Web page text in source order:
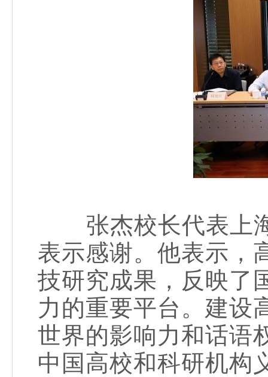
张杰校长代表上海
表示感谢。他表示，
技研究成果，反映了
力的重要平台。建设
世界的影响力和话语
中国高校和科研机构